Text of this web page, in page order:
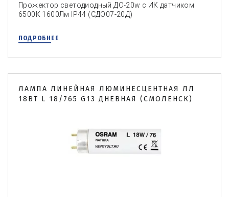
Прожектор светодиодный ДО-20w с ИК датчиком
6500К 1600Лм IP44 (СДО07-20Д)
ПОДРОБНЕЕ
ЛАМПА ЛИНЕЙНАЯ ЛЮМИНЕСЦЕНТНАЯ ЛЛ
18ВТ L 18/765 G13 ДНЕВНАЯ (СМОЛЕНСК)